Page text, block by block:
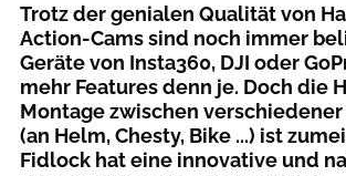
Trotz der genialen Qualität von
Action-Cams sind noch immer
Geräte von Insta360, DJI oder
mehr Features denn je. Doch die
Montage zwischen
(an Helm, Chesty, Bike ...) ist
Fidlock hat eine innovative und